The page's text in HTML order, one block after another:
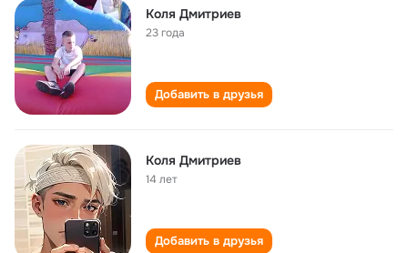
Коля Дмитриев
23 года
Добавить в друзья
Коля Дмитриев
14 лет
Добавить в друзья